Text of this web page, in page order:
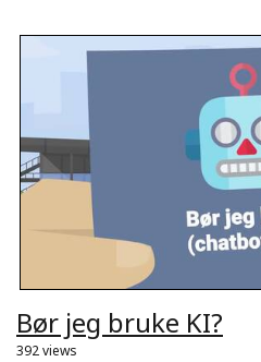
Bør jeg bruke KI?
392 views